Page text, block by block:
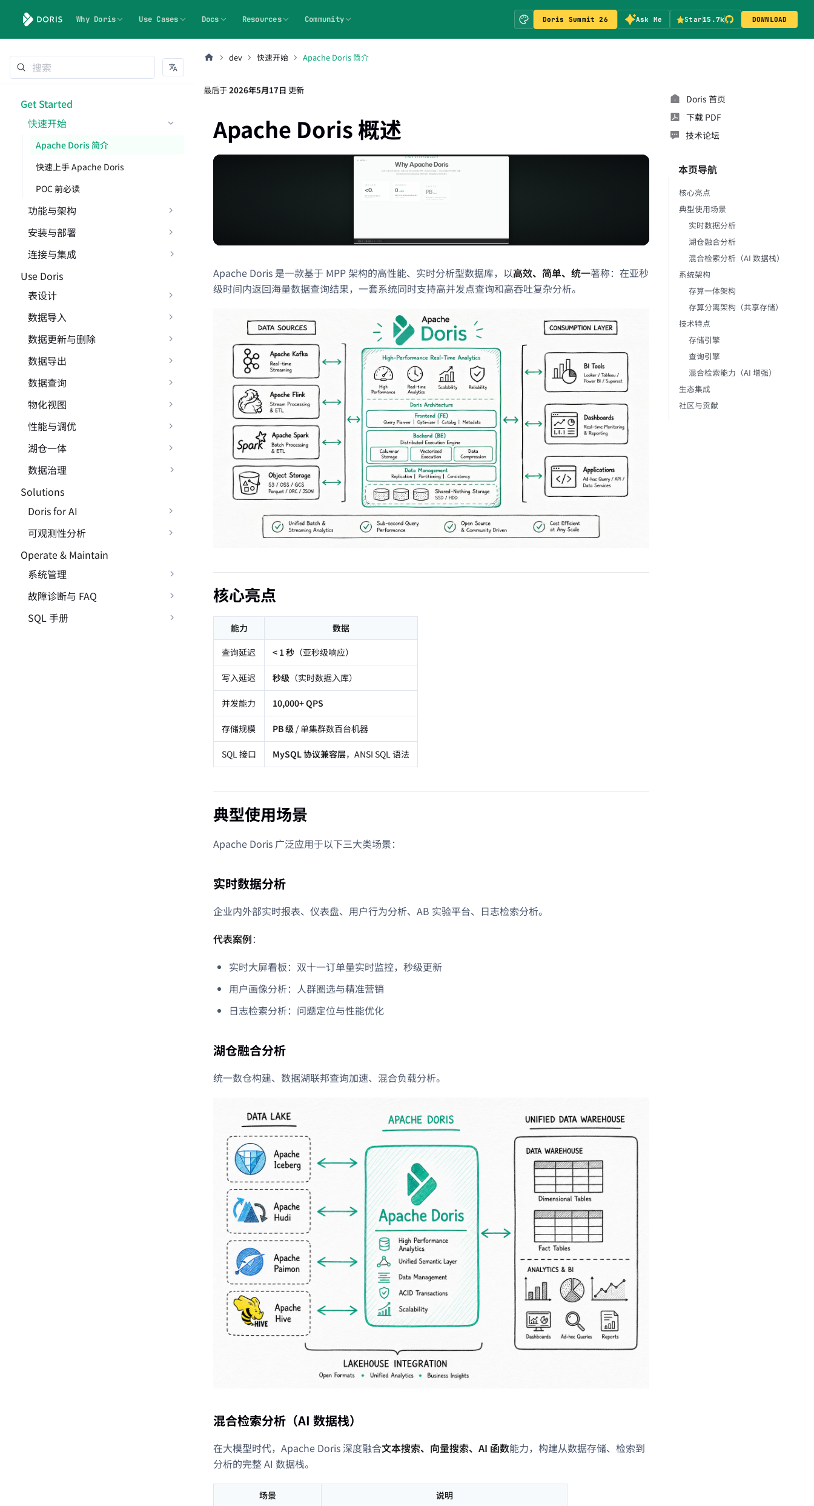
Why Doris Use Cases Docs Resources Community Doris Summit 26 Ask Me Star15.7k DOWNLOAD
Get Started
快速开始
Apache Doris 简介
快速上手 Apache Doris
POC 前必读
功能与架构
安装与部署
连接与集成
Use Doris
表设计
数据导入
数据更新与删除
数据导出
数据查询
物化视图
性能与调优
湖仓一体
数据治理
Solutions
Doris for AI
可观测性分析
Operate & Maintain
系统管理
故障诊断与 FAQ
SQL 手册
dev 快速开始 Apache Doris 简介
最后于2026年5月17日 更新
Apache Doris 概述
Apache Doris 是一款基于 MPP 架构的高性能、实时分析型数据库，以高效、简单、统一著称：在亚秒
级时间内返回海量数据查询结果，一套系统同时支持高并发点查询和高吞吐复杂分析。
核心亮点
能力
数据
查询延迟
< 1 秒 （亚秒级响应）
写入延迟 秒级 （实时数据入库）
并发能力 10,000+ QPS
存储规模 PB 级 / 单集群数百台机器
SQL 接口 MySQL 协议兼容层，ANSI SQL 语法
典型使用场景
Apache Doris 广泛应用于以下三大类场景：
实时数据分析
企业内外部实时报表、仪表盘、用户行为分析、AB 实验平台、日志检索分析。
代表案例：
实时大屏看板：双十一订单量实时监控，秒级更新
用户画像分析：人群圈选与精准营销
日志检索分析：问题定位与性能优化
湖仓融合分析
统一数仓构建、数据湖联邦查询加速、混合负载分析。
混合检索分析（AI 数据栈）
在大模型时代，Apache Doris 深度融合文本搜索、向量搜索、AI 函数能力，构建从数据存储、检索到
分析的完整 AI 数据栈。
场景
说明
Doris 首页
下载 PDF
技术论坛
本页导航
核心亮点
典型使用场景
实时数据分析
湖仓融合分析
混合检索分析（AI 数据栈）
系统架构
存算一体架构
存算分离架构（共享存储）
技术特点
存储引擎
查询引擎
混合检索能力（AI 增强）
生态集成
社区与贡献